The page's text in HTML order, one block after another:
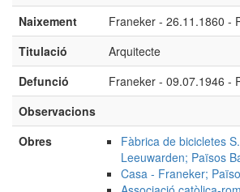
Naixement
Franeker - 26.11.1860 -
Titulació
Arquitecte
Defunció
Franeker - 09.07.1946 -
Observacions
Obres
Fàbrica de bicicletes
Leeuwarden; Països
Casa - Franeker;